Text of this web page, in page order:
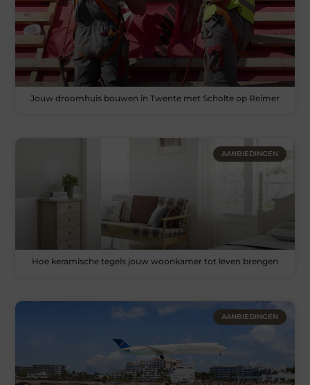
Jouw droomhuis bouwen in Twente met Scholte op Reimer
AANBIEDINGEN
Hoe keramische tegels jouw woonkamer tot leven brengen
AANBIEDINGEN